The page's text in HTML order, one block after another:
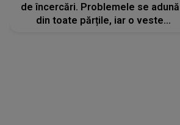
de încercări. Problemele se adună
din toate părțile, iar o veste